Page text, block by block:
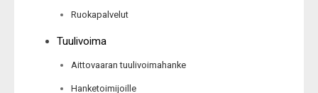
Ruokapalvelut
Tuulivoima
Aittovaaran tuulivoimahanke
Hanketoimijoille